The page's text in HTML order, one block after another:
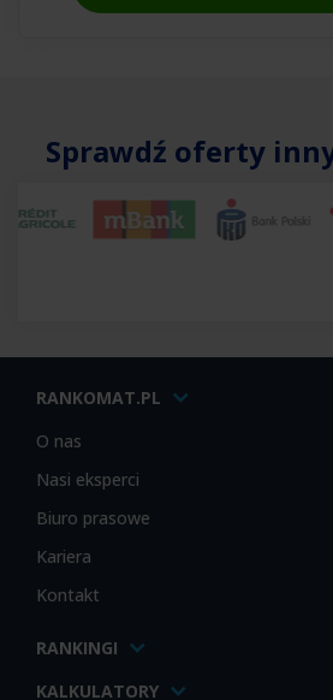
Sprawdź oferty
RANKOMAT.PL
O nas
Nasi eksperci
Biuro prasowe
Kariera
Kontakt
RANKINGI
KALKULATORY